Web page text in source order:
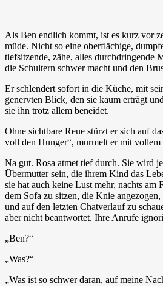
Als Ben endlich kommt, ist es kurz vor
müde. Nicht so eine oberflächige,
tiefsitzende, zähe, alles durchdringende
die Schultern schwer macht und den
Er schlendert sofort in die Küche, mit
genervten Blick, den sie kaum erträgt
sie ihn trotz allem beneidet.
Ohne sichtbare Reue stürzt er sich auf
voll den Hunger“, murmelt er mit vollem
Na gut. Rosa atmet tief durch. Sie wird
Übermutter sein, die ihrem Kind das
sie hat auch keine Lust mehr, nachts am
dem Sofa zu sitzen, die Knie
und auf den letzten Chatverlauf zu
aber nicht beantwortet. Ihre Anrufe
„Ben?“
„Was?“
„Was ist so schwer daran, auf meine